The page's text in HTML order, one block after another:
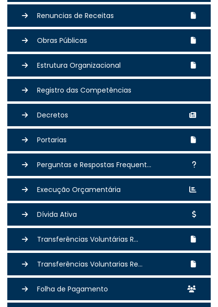
Renuncias de Receitas
Obras Públicas
Estrutura Organizacional
Registro das Competências
Decretos
Portarias
Perguntas e Respostas Frequent...
Execução Orçamentária
Dívida Ativa
Transferências Voluntárias R...
Transferências Voluntarias Re...
Folha de Pagamento